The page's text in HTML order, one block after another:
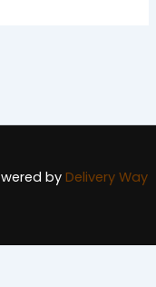
by Delivery Way